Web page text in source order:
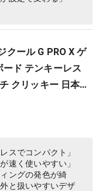
クール G PRO X ゲ
ード テンキーレス
クリッキー 日本語
RGB 着脱式ケーブ
内正規品 【 ファイ
スでコンパクト」
速く使いやすい」
ングの発色が綺
と扱いやすいデザ